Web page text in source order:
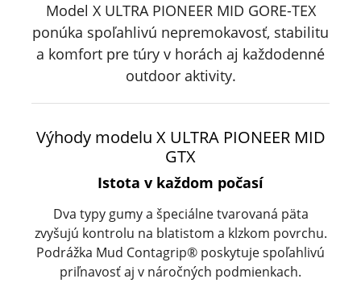
Model X ULTRA PIONEER MID GORE-TEX
ponúka spoľahlivú nepremokavosť, stabilitu
a komfort pre túry v horách aj každodenné
outdoor aktivity.
Výhody modelu X ULTRA PIONEER MID
GTX
Istota v každom počasí
Dva typy gumy a špeciálne tvarovaná päta
zvyšujú kontrolu na blatistom a klzkom povrchu.
Podrážka Mud Contagrip® poskytuje spoľahlivú
priľnavosť aj v náročných podmienkach.